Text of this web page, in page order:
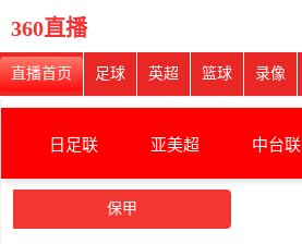
360直播
直播首页 足球 英超 篮球 录像
日足联 亚美超 中台联
保甲